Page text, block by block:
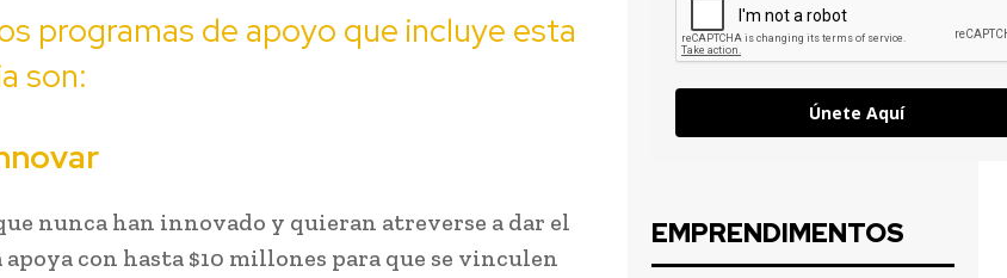
programas de apoyo que incluye esta
son:
nunca han innovado y quieran atreverse a dar el
con hasta $10 millones para que se vinculen
Únete Aquí
EMPRENDIMENTOS